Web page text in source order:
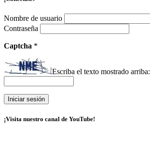
Nombre de usuario
Contraseña
Captcha *
Escriba el texto mostrado arriba:
¡Visita nuestro canal de YouTube!